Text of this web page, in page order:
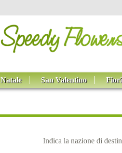
Natale San Valentino
Indica la nazione di